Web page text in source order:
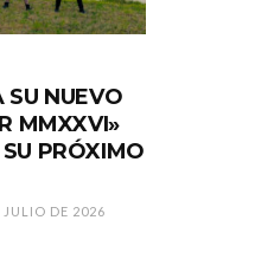
NUEVO
MMXXVI»
PRÓXIMO
DE 2026